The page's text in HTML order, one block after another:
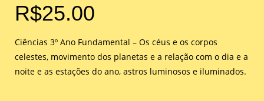
R$25.00
Ciências 3º Ano Fundamental – Os céus e os corpos
celestes, movimento dos planetas e a relação com o dia e a
noite e as estações do ano, astros luminosos e iluminados.